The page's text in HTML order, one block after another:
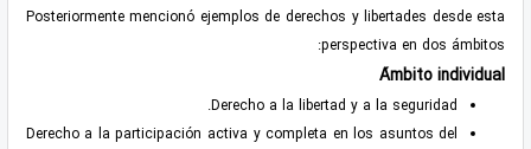
Posteriormente mencionó ejemplos de derechos y libertades desde esta
perspectiva en dos ámbitos:
Ámbito individual
Derecho a la libertad y a la seguridad.
Derecho a la participación activa y completa en los asuntos del